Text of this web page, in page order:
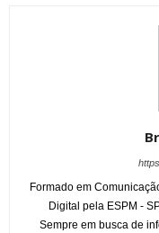
Formado em
Digital pela ESPM -
Sempre em busca de